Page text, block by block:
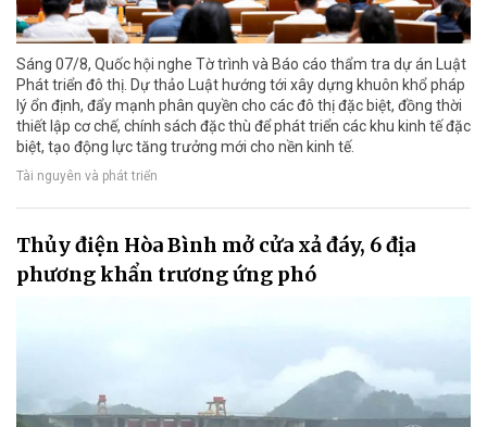
Sáng 07/8, Quốc hội nghe Tờ trình và Báo cáo thẩm tra dự án Luật
Phát triển đô thị. Dự thảo Luật hướng tới xây dựng khuôn khổ pháp
lý ổn định, đẩy mạnh phân quyền cho các đô thị đặc biệt, đồng thời
thiết lập cơ chế, chính sách đặc thù để phát triển các khu kinh tế đặc
biệt, tạo động lực tăng trưởng mới cho nền kinh tế.
Tài nguyên và phát triển
Thủy điện Hòa Bình mở cửa xả đáy, 6 địa
phương khẩn trương ứng phó